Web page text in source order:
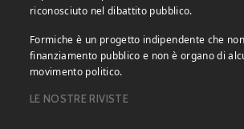
riconosciuto nel dibattito pubblico.
Formiche è un progetto indipendente che
finanziamento pubblico e non è organo di
movimento politico.
LE NOSTRE RIVISTE